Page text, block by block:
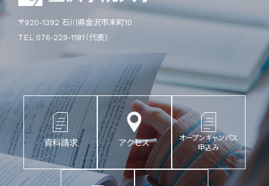
〒920-1392 石川県金沢市末町10
TEL 076-229-1181（代表）
資料請求 アクセス
オープンキャンパス
申込み